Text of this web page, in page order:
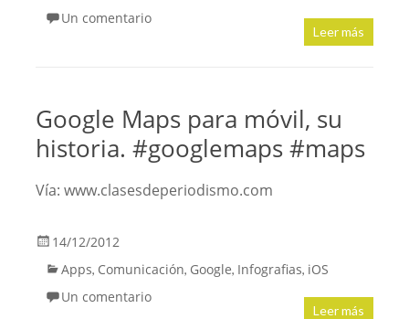
Un comentario
Leer más
Google Maps para móvil, su
historia. #googlemaps #maps
Vía: www.clasesdeperiodismo.com
14/12/2012
Apps, Comunicación, Google, Infografias, iOS
Un comentario
Leer más